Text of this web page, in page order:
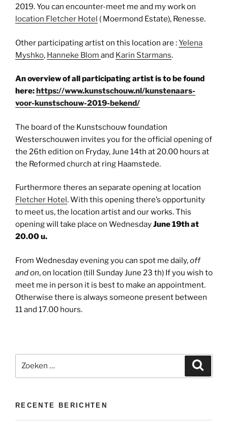
2019. You can encounter-meet me and my work on
location Fletcher Hotel ( Moermond Estate), Renesse.
Other participating artist on this location are :Yelena
Myshko, Hanneke Blom and Karin Starmans.
An overview of all participating artist is to be found
here: https://www.kunstschouw.nl/kunstenaars-
voor-kunstschouw-2019-bekend/
The board of the Kunstschouw foundation
Westerschouwen invites you for the official opening of
the 26th edition on Fryday, June 14th at 20.00 hours at
the Reformed church at ring Haamstede.
Furthermore theres an separate opening at location
Fletcher Hotel . With this opening there’s opportunity
to meet us, the location artist and our works. This
opening will take place on WednesdayJune 19th at
20.00 u.
From Wednesday evening you can spot me daily,off
and on, on location (till Sunday June 23 th) If you wish to
meet me in person it is best to make an appointment.
Otherwise there is always someone present between
11 and 17.00 hours.
naar:
RECENTE BERICHTEN